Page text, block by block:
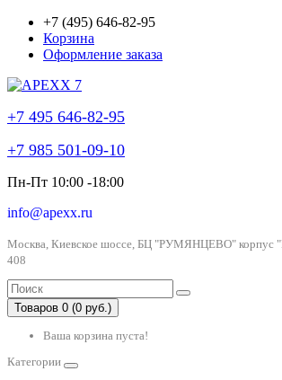
+7 (495) 646-82-95
Корзина
Оформление заказа
+7 495 646-82-95
+7 985 501-09-10
Пн-Пт 10:00 -18:00
info@apexx.ru
Москва, Киевское шоссе, БЦ "РУМЯНЦЕВО" корпус
408
Товаров 0 (0 руб.)
Ваша корзина пуста!
Категории